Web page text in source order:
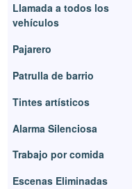
Llamada a todos los
vehículos
Pajarero
Patrulla de barrio
Tintes artísticos
Alarma Silenciosa
Trabajo por comida
Escenas Eliminadas